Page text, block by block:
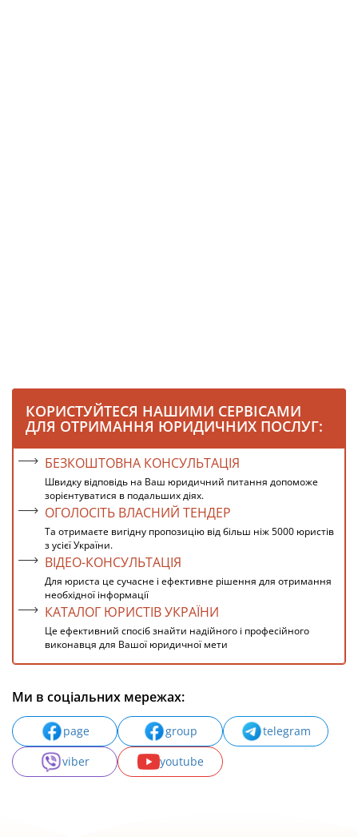
КОРИСТУЙТЕСЯ НАШИМИ СЕРВІСАМИ
ДЛЯ ОТРИМАННЯ ЮРИДИЧНИХ ПОСЛУГ:
БЕЗКОШТОВНА КОНСУЛЬТАЦІЯ
Швидку відповідь на Ваш юридичний питання допоможе
зорієнтуватися в подальших діях.
ОГОЛОСІТЬ ВЛАСНИЙ ТЕНДЕР
Та отримаєте вигідну пропозицію від більш ніж 5000 юристів
з усієї України.
ВІДЕО-КОНСУЛЬТАЦІЯ
Для юриста це сучасне і ефективне рішення для отримання
необхідної інформації
КАТАЛОГ ЮРИСТІВ УКРАЇНИ
Це ефективний спосіб знайти надійного і професійного
виконавця для Вашої юридичної мети
Ми в соціальних мережах:
page group
telegram
viber
youtube